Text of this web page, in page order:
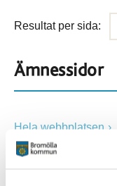
Resultat per sida:
Ämnessidor
Hela webbplatsen